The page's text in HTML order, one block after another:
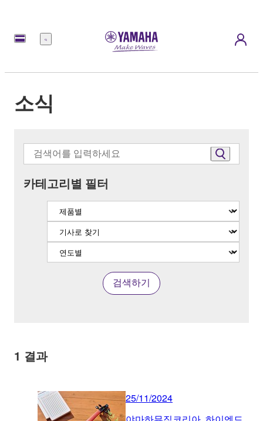
메
소식
카테고리별 필터
검색하기
1 결과
25/11/2024